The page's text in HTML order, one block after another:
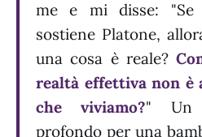
me e mi disse:
sostiene Platone,
una cosa è reale?
realtà effettiva non è
che viviamo?" Un
profondo per una